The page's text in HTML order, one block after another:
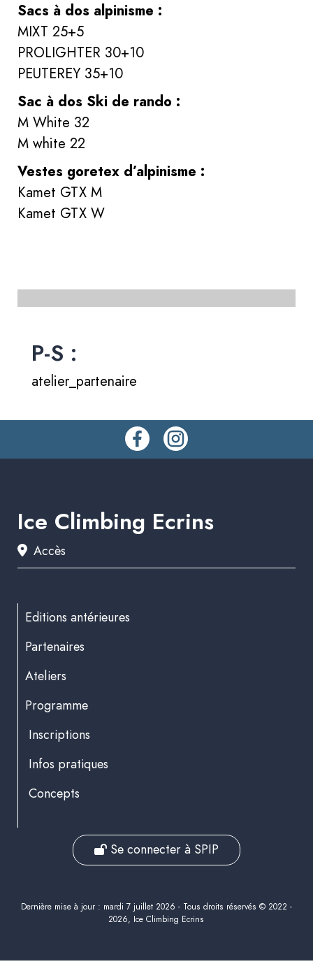
Sacs à dos alpinisme :
MIXT 25+5
PROLIGHTER 30+10
PEUTEREY 35+10
Sac à dos Ski de rando :
M White 32
M white 22
Vestes goretex d’alpinisme :
Kamet GTX M
Kamet GTX W
P-S :
atelier_partenaire
Ice Climbing Ecrins
Accès
Editions antérieures
Partenaires
Ateliers
Programme
Inscriptions
Infos pratiques
Concepts
Se connecter à SPIP
Dernière mise à jour : mardi 7 juillet 2026 - Tous droits réservés © 2022 -
2026, Ice Climbing Ecrins